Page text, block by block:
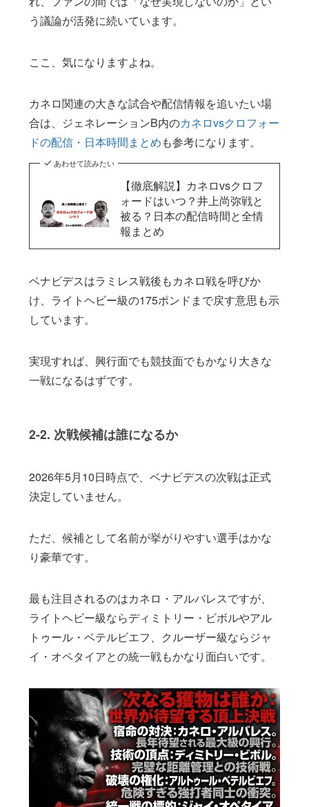
う議論が活発に続いています。
ここ、気になりますよね。
カネロ関連の大きな試合や配信情報を追いたい場
合は、ジェネレーションB内のカネロvsクロフォー
ドの配信・日本時間まとめも参考になります。
あわせて読みたい
【徹底解説】カネロvsクロフ
ォードはいつ？井上尚弥戦と
被る？日本の配信時間と全情
報まとめ
ベナビデスはラミレス戦後もカネロ戦を呼びか
け、ライトヘビー級の175ポンドまで戻す意思も示
しています。
実現すれば、興行面でも競技面でもかなり大きな
一戦になるはずです。
2-2. 次戦候補は誰になるか
2026年5月10日時点で、ベナビデスの次戦は正式
決定していません。
ただ、候補として名前が挙がりやすい選手はかな
り豪華です。
最も注目されるのはカネロ・アルバレスですが、
ライトヘビー級ならディミトリー・ビボルやアル
トゥール・ベテルビエフ、クルーザー級ならジャ
イ・オペタイアとの統一戦もかなり面白いです。